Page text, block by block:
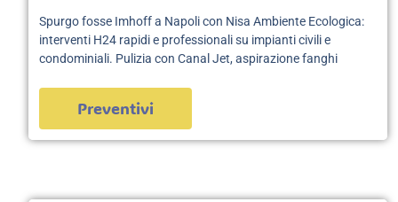
Spurgo fosse Imhoff a Napoli con Nisa Ambiente Ecologica:
interventi H24 rapidi e professionali su impianti civili e
condominiali. Pulizia con Canal Jet, aspirazione fanghi
Preventivi